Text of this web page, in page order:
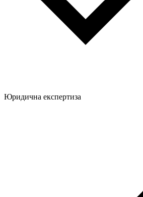
Юридична експертиза